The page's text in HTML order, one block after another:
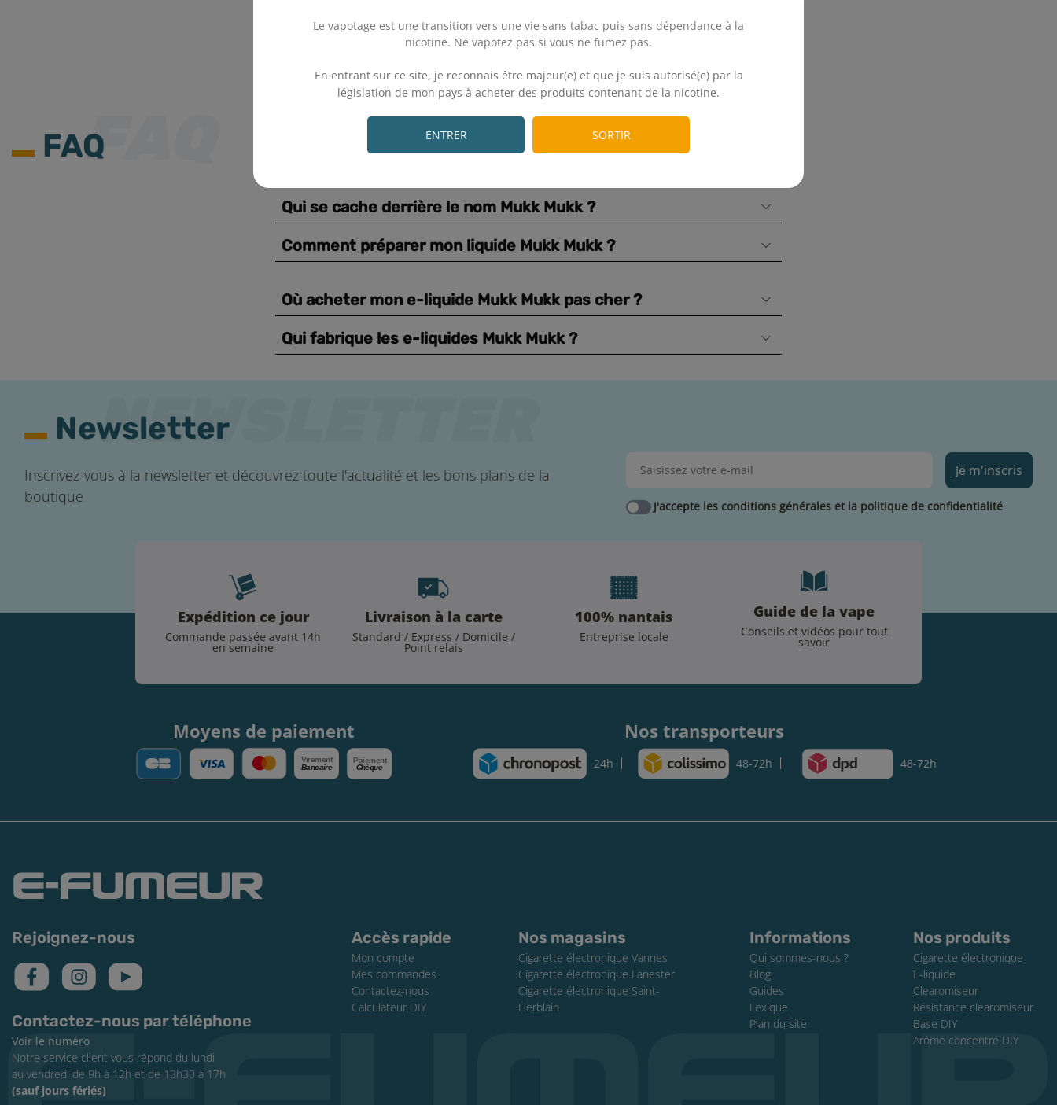
Le vapotage est une transition vers une vie sans tabac puis sans dépendance à la
nicotine. Ne vapotez pas si vous ne fumez pas.
En entrant sur ce site, je reconnais être majeur(e) et que je suis autorisé(e) par la
législation de mon pays à acheter des produits contenant de la nicotine.
ENTRER SORTIR
FAQ
Qui se cache derrière le nom Mukk Mukk ?
Comment préparer mon liquide Mukk Mukk ?
Où acheter mon e-liquide Mukk Mukk pas cher ?
Qui fabrique les e-liquides Mukk Mukk ?
Newsletter
Inscrivez-vous à la newsletter et découvrez toute l'actualité et les bons plans de la
boutique
Je m'inscris
J'accepte les conditions générales et la politique de confidentialité
Expédition ce jour
Commande passée avant 14h
en semaine
Livraison à la carte
Standard / Express / Domicile /
Point relais
100% nantais
Entreprise locale
Guide de la vape
Conseils et vidéos pour tout
savoir
Moyens de paiement
Virement
Bancaire
Paiement
Chèque
Nos transporteurs
24h 48-72h 48-72h
Rejoignez-nous
Contactez-nous par téléphone
Voir le numéro
Notre service client vous répond du lundi
au vendredi de 9h à 12h et de 13h30 à 17h
(sauf jours fériés)
Accès rapide
Mon compte
Mes commandes
Contactez-nous
Calculateur DIY
Nos magasins
Cigarette électronique Vannes
Cigarette électronique Lanester
Cigarette électronique Saint-
Herblain
Informations
Qui sommes-nous ?
Blog
Guides
Lexique
Plan du site
Nos produits
Cigarette électronique
E-liquide
Clearomiseur
Résistance clearomiseur
Base DIY
Arôme concentré DIY